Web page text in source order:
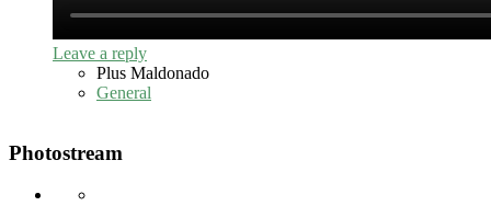
Leave a reply
Plus Maldonado
General
Photostream